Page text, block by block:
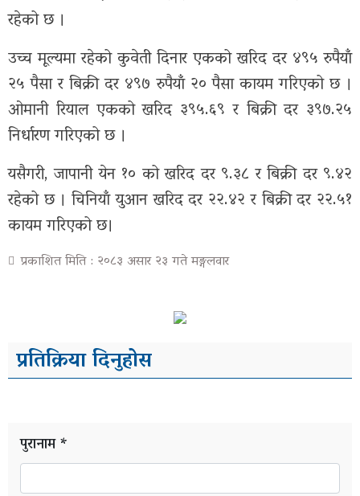
मनोरन्जन
फोटो
फिचर
सम्पादकीय
शिक्षा
स्वास्थ्य
साहित्य
रहेको छ ।
उच्च मूल्यमा रहेको कुवेती दिनार एकको खरिद दर ४९५ रुपैयाँ
२५ पैसा र बिक्री दर ४९७ रुपैयाँ २० पैसा कायम गरिएको छ ।
ओमानी रियाल एकको खरिद ३९५.६९ र बिक्री दर ३९७.२५
निर्धारण गरिएको छ ।
यसैगरी, जापानी येन १० को खरिद दर ९.३८ र बिक्री दर ९.४२
रहेको छ । चिनियाँ युआन खरिद दर २२.४२ र बिक्री दर २२.५१
कायम गरिएको छ।
प्रकाशित मिति : २०८३ असार २३ गते मङ्गलवार
प्रतिक्रिया दिनुहोस
पुरानाम *